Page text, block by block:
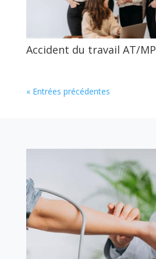
Accident du travail AT/MP
« Entrées précédentes